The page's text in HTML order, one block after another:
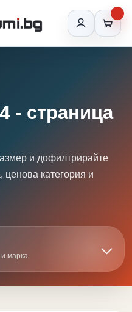
- страница
и дофилтрирайте
ценова категория и
марка